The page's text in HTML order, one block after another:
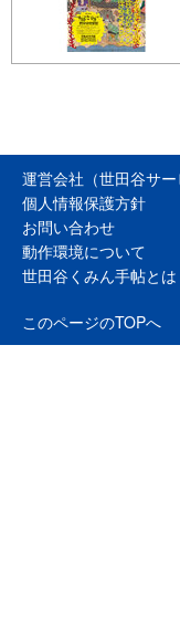
運営会社（世田谷サー
個人情報保護方針
お問い合わせ
動作環境について
世田谷くみん手帖とは
このページのTOPへ